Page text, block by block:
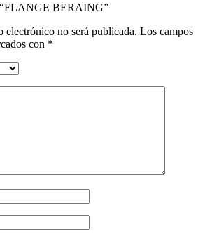
BERAING”
electrónico no será publicada. Los campos
con *